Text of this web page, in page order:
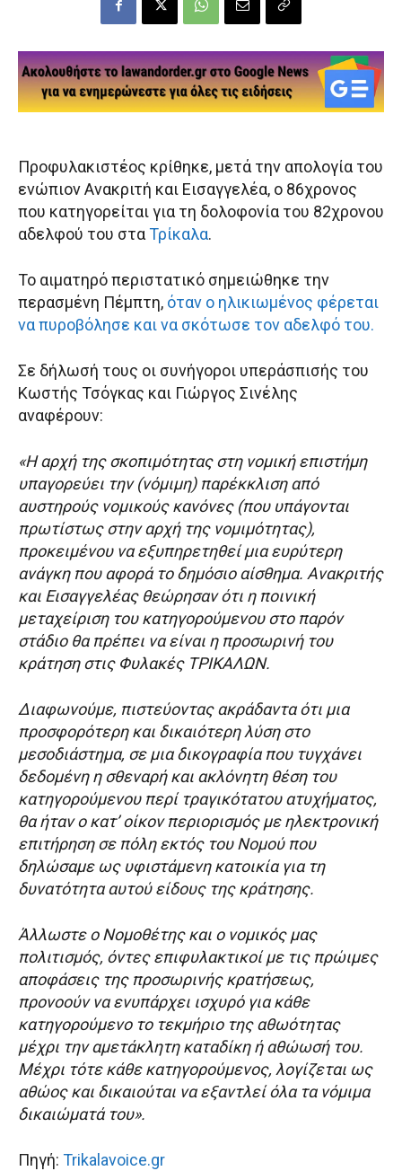
Προφυλακιστέος κρίθηκε, μετά την απολογία του
ενώπιον Ανακριτή και Εισαγγελέα, ο 86χρονος
που κατηγορείται για τη δολοφονία του 82χρονου
αδελφού του σταΤρίκαλα.
Το αιματηρό περιστατικό σημειώθηκε την
περασμένη Πέμπτη, όταν ο ηλικιωμένος φέρεται
να πυροβόλησε και να σκότωσε τον αδελφό του.
Σε δήλωσή τους οι συνήγοροι υπεράσπισής του
Κωστής Τσόγκας και Γιώργος Σινέλης
αναφέρουν:
«Η αρχή της σκοπιμότητας στη νομική επιστήμη
υπαγορεύει την (νόμιμη) παρέκκλιση από
αυστηρούς νομικούς κανόνες (που υπάγονται
πρωτίστως στην αρχή της νομιμότητας),
προκειμένου να εξυπηρετηθεί μια ευρύτερη
ανάγκη που αφορά το δημόσιο αίσθημα. Ανακριτής
και Εισαγγελέας θεώρησαν ότι η ποινική
μεταχείριση του κατηγορούμενου στο παρόν
στάδιο θα πρέπει να είναι η προσωρινή του
κράτηση στις Φυλακές ΤΡΙΚΑΛΩΝ.
Διαφωνούμε, πιστεύοντας ακράδαντα ότι μια
προσφορότερη και δικαιότερη λύση στο
μεσοδιάστημα, σε μια δικογραφία που τυγχάνει
δεδομένη η σθεναρή και ακλόνητη θέση του
κατηγορούμενου περί τραγικότατου ατυχήματος,
θα ήταν ο κατ’ οίκον περιορισμός με ηλεκτρονική
επιτήρηση σε πόλη εκτός του Νομού που
δηλώσαμε ως υφιστάμενη κατοικία για τη
δυνατότητα αυτού είδους της κράτησης.
Άλλωστε ο Νομοθέτης και ο νομικός μας
πολιτισμός, όντες επιφυλακτικοί με τις πρώιμες
αποφάσεις της προσωρινής κρατήσεως,
προνοούν να ενυπάρχει ισχυρό για κάθε
κατηγορούμενο το τεκμήριο της αθωότητας
μέχρι την αμετάκλητη καταδίκη ή αθώωσή του.
Μέχρι τότε κάθε κατηγορούμενος, λογίζεται ως
αθώος και δικαιούται να εξαντλεί όλα τα νόμιμα
δικαιώματά του».
Πηγή: Trikalavoice.gr